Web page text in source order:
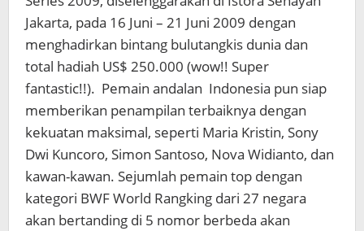
Jakarta, pada 16 Juni – 21 Juni 2009 dengan
menghadirkan bintang bulutangkis dunia dan
total hadiah US$ 250.000 (wow!! Super
fantastic!!). Pemain andalan Indonesia pun siap
memberikan penampilan terbaiknya dengan
kekuatan maksimal, seperti Maria Kristin, Sony
Dwi Kuncoro, Simon Santoso, Nova Widianto, dan
kawan-kawan. Sejumlah pemain top dengan
kategori BWF World Rangking dari 27 negara
akan bertanding di 5 nomor berbeda akan